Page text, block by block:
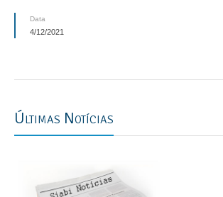
Data
4/12/2021
Últimas Notícias